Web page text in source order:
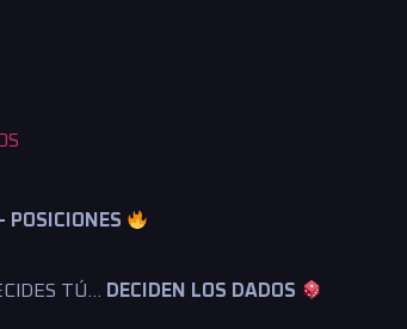
POSICIONES
TÚ… DECIDEN LOS DADOS